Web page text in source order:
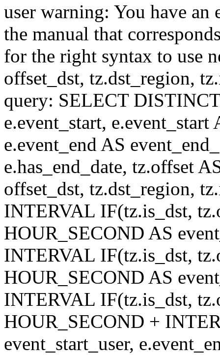
user warning: You have
the manual that
for the right syntax to use
offset_dst, tz.dst_region,
query: SELECT
e.event_start,
e.event_end AS
e.has_end_date, tz.offset
offset_dst, tz.dst_region,
INTERVAL IF(tz.is_dst,
HOUR_SECOND AS
INTERVAL IF(tz.is_dst,
HOUR_SECOND AS
INTERVAL IF(tz.is_dst,
HOUR_SECOND +
event_start_user,